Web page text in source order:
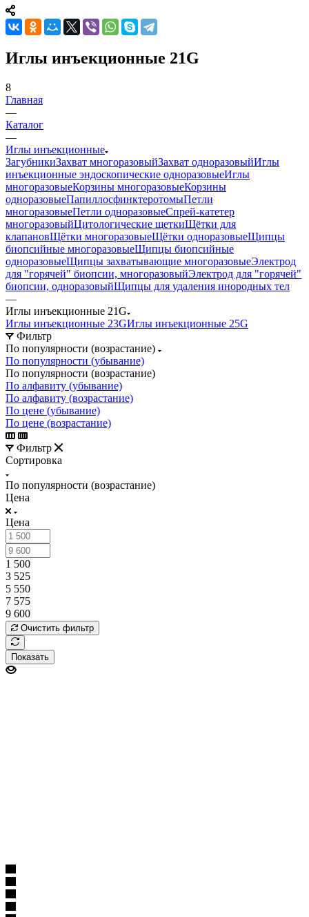
Иглы инъекционные 21G
8
Главная
—
Каталог
—
Иглы инъекционные
ЗагубникиЗахват многоразовыйЗахват одноразовыйИглы
инъекционные эндоскопические одноразовыеИглы
многоразовыеКорзины многоразовыеКорзины
одноразовыеПапиллосфинктеротомыПетли
многоразовыеПетли одноразовыеСпрей-катетер
многоразовыйЦитологические щеткиЩётки для
клапановЩётки многоразовыеЩётки одноразовыеЩипцы
биопсийные многоразовыеЩипцы биопсийные
одноразовыеЩипцы захватывающие многоразовыеЭлектрод
для "горячей" биопсии, многоразовыйЭлектрод для "горячей"
биопсии, одноразовыйЩипцы для удаления инородных тел
—
Иглы инъекционные 21G
Иглы инъекционные 23GИглы инъекционные 25G
Фильтр
По популярности (возрастание)
По популярности (убывание)
По популярности (возрастание)
По алфавиту (убывание)
По алфавиту (возрастание)
По цене (убывание)
По цене (возрастание)
Фильтр
Сортировка
По популярности (возрастание)
Цена
Цена
1 500
3 525
5 550
7 575
9 600
Очистить фильтр
Показать